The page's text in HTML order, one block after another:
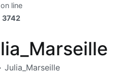
on line
3742
Julia_Marseille